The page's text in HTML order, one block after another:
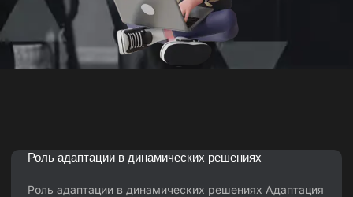
Роль адаптации в динамических решениях
Роль адаптации в динамических решениях Адаптация